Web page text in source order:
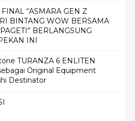
“ASMARA GEN Z
BINTANG WOW BERSAMA
BERLANGSUNG
INI
TURANZA 6 ENLITEN
Original Equipment
Destinator